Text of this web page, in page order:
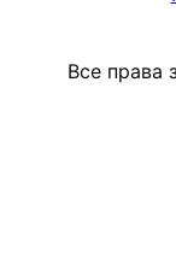
Все права